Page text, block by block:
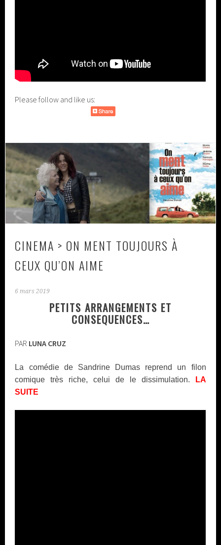
Please follow and like us:
CINEMA > ON MENT TOUJOURS À
CEUX QU’ON AIME
6 mars 2019
PETITS ARRANGEMENTS ET
CONSEQUENCES…
PAR LUNA CRUZ
La comédie de Sandrine Dumas reprend un filon
comique très riche, celui de le dissimulation.
LA
SUITE